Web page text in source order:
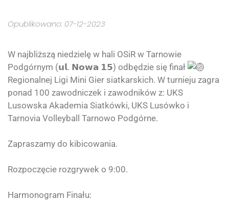
Opublikowano: 07-12-2023
W najbliższą niedzielę w hali OSiR w Tarnowie
Podgórnym (𝘂𝗹. 𝗡𝗼𝘄𝗮 𝟭𝟱) odbędzie się finał
Regionalnej Ligi Mini Gier siatkarskich. W turnieju zagra
ponad 100 zawodniczek i zawodników z: UKS
Lusowska Akademia Siatkówki, UKS Lusówko i
Tarnovia Volleyball Tarnowo Podgórne.
Zapraszamy do kibicowania.
Rozpoczęcie rozgrywek o 9:00.
Harmonogram Finału: